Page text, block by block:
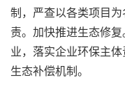
制，严查以各类项目
责。加快推进生态修
业，落实企业环保主
生态补偿机制。